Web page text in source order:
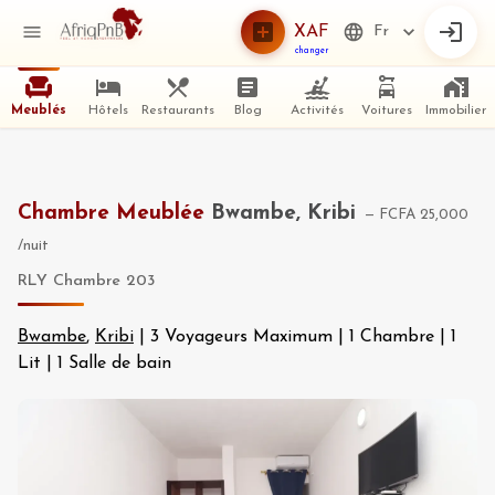
XAF
changer
Fr
Meublés Hôtels Restaurants Blog Activités Voitures Immobilier
Chambre Meublée Bwambe, Kribi — FCFA 25,000
/nuit
RLY Chambre 203
Bwambe, Kribi 3 Voyageurs Maximum 1 Chambre
1
Lit
1 Salle de bain